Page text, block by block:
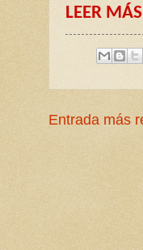
LEER MÁS
Entrada más